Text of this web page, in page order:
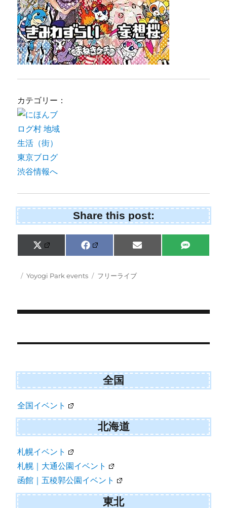
カテゴリー：
Share this post:
Share
on
X
(
w
i
r
Share
on
F
a
e
Share
on
E
m
Share
on
S
M
Posted
Categories
Yoyogi Park events Tags
フリーライブ
navigation
全国
全国イベント
北海道
札幌イベント
札幌｜大通公園イベント
函館｜五稜郭公園イベント
東北